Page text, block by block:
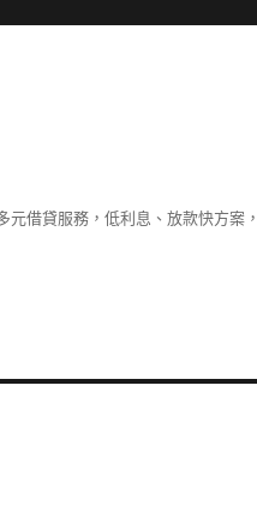
借貸服務，低利息、放款快方